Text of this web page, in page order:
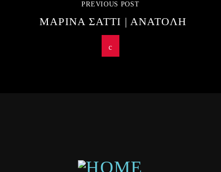
PREVIOUS POST
ΜΑΡΙΝΑ ΣΑΤΤΙ | ΑΝΑΤΟΛΗ